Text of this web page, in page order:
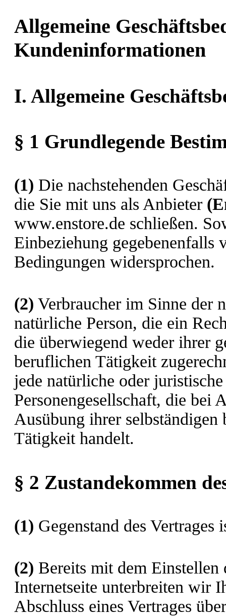
Allgemeine
Kundeninformationen
I. Allgemeine
§ 1 Grundlegende
(1) Die nachstehenden
die Sie mit uns als Anbieter (
www.enstore.de schließen.
Einbeziehung gegebenenfalls
Bedingungen widersprochen.
(2) Verbraucher im Sinne der
natürliche Person, die ein
die überwiegend weder ihrer
beruflichen Tätigkeit
jede natürliche oder
Personengesellschaft, die bei
Ausübung ihrer
Tätigkeit handelt.
§ 2 Zustandekommen
(1) Gegenstand des
(2) Bereits mit dem Einstellen
Internetseite unterbreiten wir
Abschluss eines Vertrages